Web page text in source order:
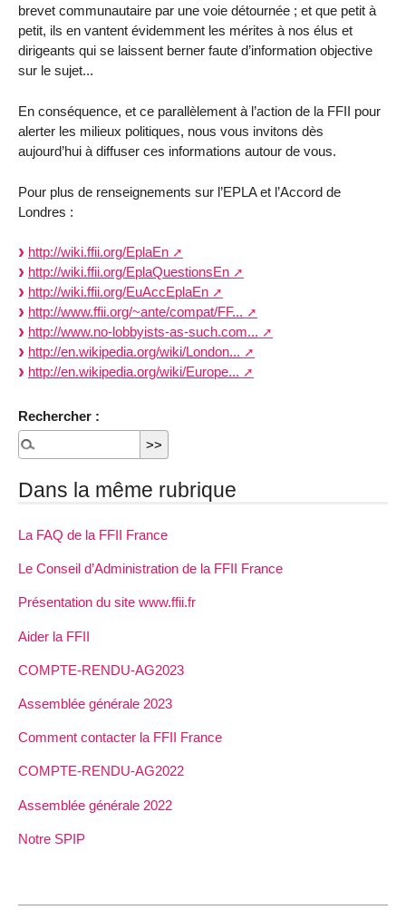
brevet communautaire par une voie détournée ; et que petit à
petit, ils en vantent évidemment les mérites à nos élus et
dirigeants qui se laissent berner faute d’information objective
sur le sujet...
En conséquence, et ce parallèlement à l’action de la FFII pour
alerter les milieux politiques, nous vous invitons dès
aujourd’hui à diffuser ces informations autour de vous.
Pour plus de renseignements sur l’EPLA et l’Accord de
Londres :
http://wiki.ffii.org/EplaEn
http://wiki.ffii.org/EplaQuestionsEn
http://wiki.ffii.org/EuAccEplaEn
http://www.ffii.org/~ante/compat/FF...
http://www.no-lobbyists-as-such.com...
http://en.wikipedia.org/wiki/London...
http://en.wikipedia.org/wiki/Europe...
Rechercher :
Dans la même rubrique
La FAQ de la FFII France
Le Conseil d’Administration de la FFII France
Présentation du site www.ffii.fr
Aider la FFII
COMPTE-RENDU-AG2023
Assemblée générale 2023
Comment contacter la FFII France
COMPTE-RENDU-AG2022
Assemblée générale 2022
Notre SPIP